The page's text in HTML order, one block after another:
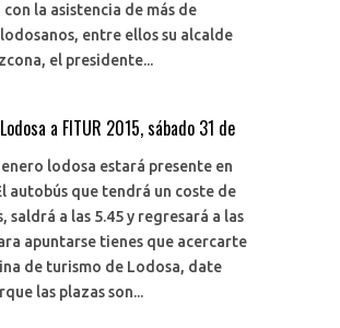
con la asistencia de más de
entre ellos su alcalde
el presidente...
a FITUR 2015, sábado 31 de
enero lodosa estará presente en
autobús que tendrá un coste de
saldrá a las 5.45 y regresará a las
apuntarse tienes que acercarte
de turismo de Lodosa, date
las plazas son...